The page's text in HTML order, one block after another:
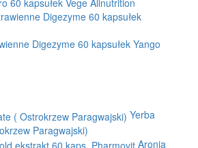
60 kapsułek Vege Allnutrition
Digezyme 60 kapsułek Yango
Yerba
Paragwajski)
Aronia